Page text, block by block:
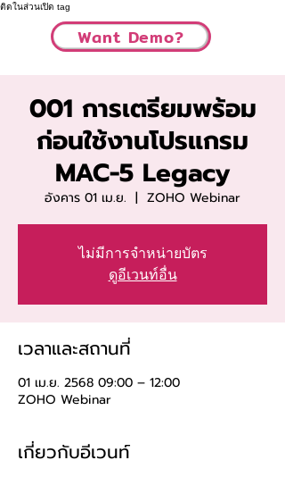
ติดในส่วนเปิด tag
Want Demo?
001 การเตรียมพร้อม
ก่อนใช้งานโปรแกรม
MAC-5 Legacy
อังคาร 01 เม.ย.
  |
ZOHO Webinar
ไม่มีการจำหน่ายบัตร
ดูอีเวนท์อื่น
เวลาและสถานที่
01 เม.ย. 2568 09:00 – 12:00
ZOHO Webinar
เกี่ยวกับอีเวนท์